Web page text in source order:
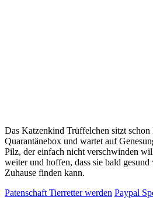
Das Katzenkind Trüffelchen sitzt schon
Quarantänebox und wartet auf
Pilz, der einfach nicht verschwinden
weiter und hoffen, dass sie bald
Zuhause finden kann.
Patenschaft Tierretter werden Paypal